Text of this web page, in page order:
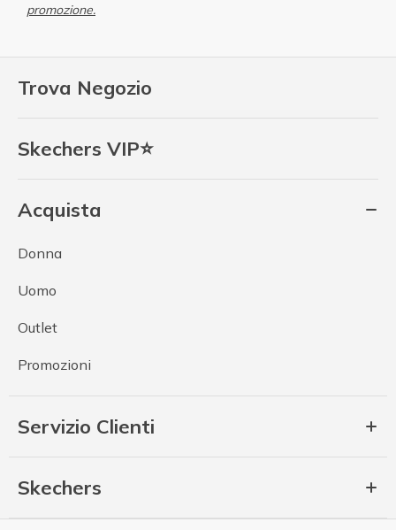
Trova Negozio
Skechers VIP⭐
Acquista
Donna
Uomo
Outlet
Promozioni
Servizio Clienti
Skechers
promozione.